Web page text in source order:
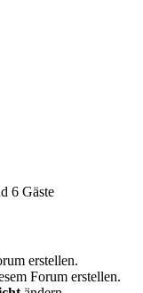
6 Gäste
erstellen.
Forum erstellen.